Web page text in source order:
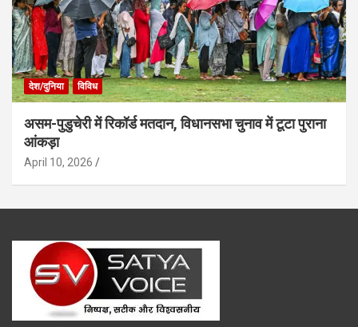
देश/दुनिया विविध
असम-पुडुचेरी में रिकॉर्ड मतदान, विधानसभा चुनाव में टूटा पुराना
आंकड़ा
April 10, 2026